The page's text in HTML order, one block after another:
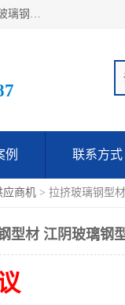
江阴市翔鼎复合材料有限公司,位于美丽富饶的中国经济百强县第一县级市的-江苏省江阴市，是一家专精于玻璃钢格栅、玻璃钢新材料,镀锌钢格板，机械设备生产制造及研发的科技型企业；公司产品已销往了世界多个国家和地区，公司人决心加倍努力愿与广大社会同仁精诚合作共创辉煌！
例 联系方式
应商机 > 拉挤玻璃钢型
型材 江阴玻璃钢